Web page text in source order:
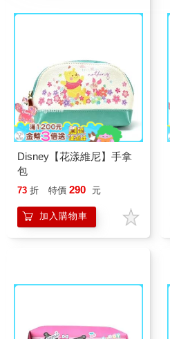
Disney【花漾維尼】手拿
包
73 折 特價 290 元
加入購物車